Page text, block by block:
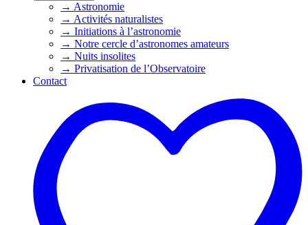
→ Astronomie
→ Activités naturalistes
→ Initiations à l’astronomie
→ Notre cercle d’astronomes amateurs
→ Nuits insolites
→ Privatisation de l’Observatoire
Contact